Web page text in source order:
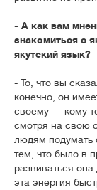
- А как вам
знакомиться с
якутский язык?
- То, что вы
конечно, он
своему — кому-
смотря на свою
людям подумать
тем, что было в
развиваться
эта энергия